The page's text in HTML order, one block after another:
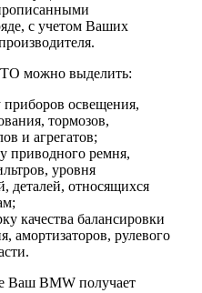
с учетом Ваших
можно выделить:
освещения,
тормозов,
и агрегатов;
приводного ремня,
уровня
деталей, относящихся
качества балансировки
амортизаторов, рулевого
Ваш BMW получает